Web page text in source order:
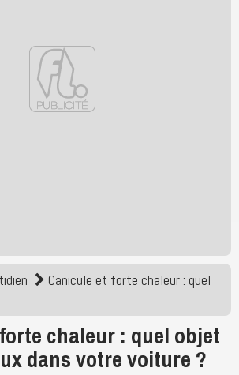
Canicule et forte chaleur : quel
chaleur : quel objet
dans votre voiture ?